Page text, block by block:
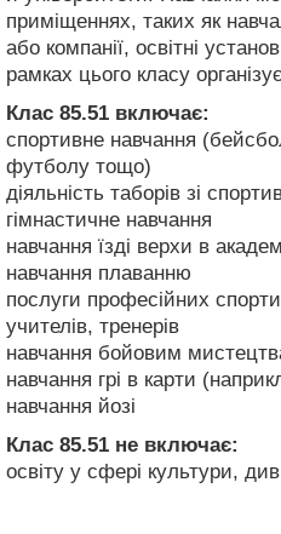
приміщеннях, таких як
або компанії, освітні
рамках цього класу
Клас 85.51 включає:
спортивне навчання
футболу тощо)
діяльність таборів зі
гімнастичне навчання
навчання їзді верхи в
навчання плаванню
послуги професійних
учителів, тренерів
навчання бойовим
навчання грі в карти
навчання йозі
Клас 85.51 не включає:
освіту у сфері культури,